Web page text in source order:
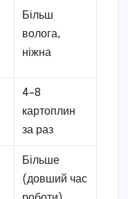
Більш
волога,
ніжна
4–8
картоплин
за раз
Більше
(довший час